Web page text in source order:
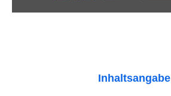
Inhaltsangabe